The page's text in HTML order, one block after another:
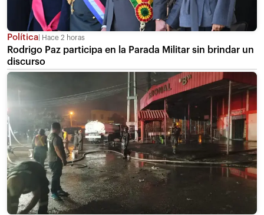
Política Hace 2 horas
Rodrigo Paz participa en la Parada Militar sin brindar un
discurso